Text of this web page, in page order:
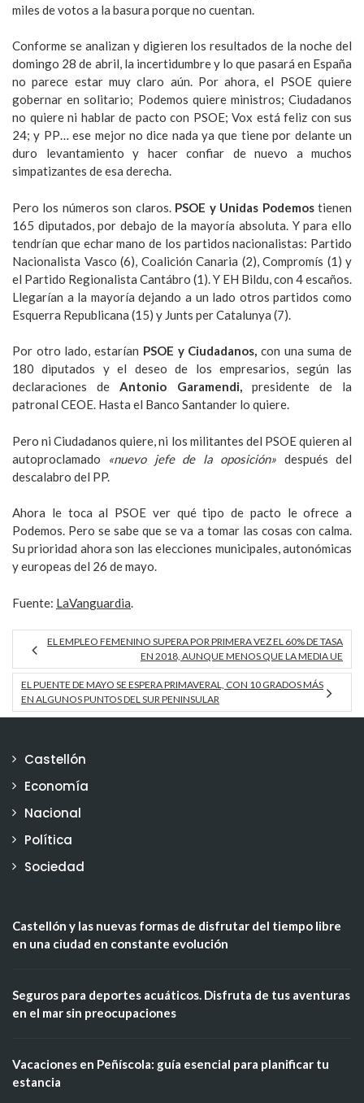
miles de votos a la basura porque no cuentan.
Conforme se analizan y digieren los resultados de la noche del
domingo 28 de abril, la incertidumbre y lo que pasará en España
no parece estar muy claro aún. Por ahora, el PSOE quiere
gobernar en solitario; Podemos quiere ministros; Ciudadanos
no quiere ni hablar de pacto con PSOE; Vox está feliz con sus
24; y PP… ese mejor no dice nada ya que tiene por delante un
duro levantamiento y hacer confiar de nuevo a muchos
simpatizantes de esa derecha.
Pero los números son claros. PSOE y Unidas Podemostienen
165 diputados, por debajo de la mayoría absoluta. Y para ello
tendrían que echar mano de los partidos nacionalistas: Partido
Nacionalista Vasco (6), Coalición Canaria (2), Compromís (1) y
el Partido Regionalista Cantábro (1). Y EH Bildu, con 4 escaños.
Llegarían a la mayoría dejando a un lado otros partidos como
Esquerra Republicana (15) y Junts per Catalunya (7).
Por otro lado, estarían PSOE y Ciudadanos, con una suma de
180 diputados y el deseo de los empresarios, según las
declaraciones de Antonio Garamendi, presidente de la
patronal CEOE. Hasta el Banco Santander lo quiere.
Pero ni Ciudadanos quiere, ni los militantes del PSOE quieren al
autoproclamado «nuevo jefe de la oposición» después del
descalabro del PP.
Ahora le toca al PSOE ver qué tipo de pacto le ofrece a
Podemos. Pero se sabe que se va a tomar las cosas con calma.
Su prioridad ahora son las elecciones municipales, autonómicas
y europeas del 26 de mayo.
Fuente: LaVanguardia
EL EMPLEO FEMENINO SUPERA POR PRIMERA VEZ EL 60% DE TASA
EN 2018, AUNQUE MENOS QUE LA MEDIA UE
EL PUENTE DE MAYO SE ESPERA PRIMAVERAL, CON 10 GRADOS MÁS
EN ALGUNOS PUNTOS DEL SUR PENINSULAR
Castellón
Economía
Nacional
Política
Sociedad
Castellón y las nuevas formas de disfrutar del tiempo libre
en una ciudad en constante evolución
Seguros para deportes acuáticos. Disfruta de tus aventuras
en el mar sin preocupaciones
Vacaciones en Peñíscola: guía esencial para planificar tu
estancia